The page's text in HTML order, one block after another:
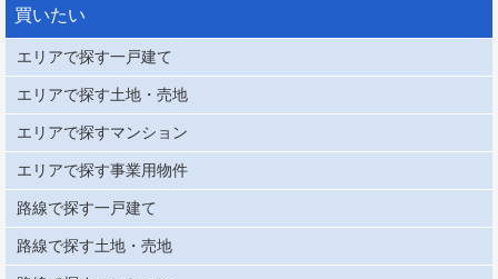
買いたい
エリアで探す一戸建て
エリアで探す土地・売地
エリアで探すマンション
エリアで探す事業用物件
路線で探す一戸建て
路線で探す土地・売地